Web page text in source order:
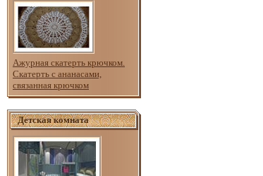
Ажурная скатерть крючком.
Скатерть с ананасами,
связанная крючком
Детская комната